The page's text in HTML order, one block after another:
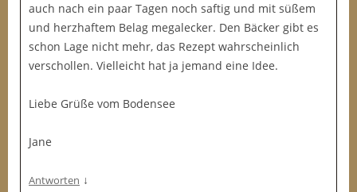
auch nach ein paar Tagen noch saftig und mit süßem
und herzhaftem Belag megalecker. Den Bäcker gibt es
schon Lage nicht mehr, das Rezept wahrscheinlich
verschollen. Vielleicht hat ja jemand eine Idee.
Liebe Grüße vom Bodensee
Jane
Antworten ↓